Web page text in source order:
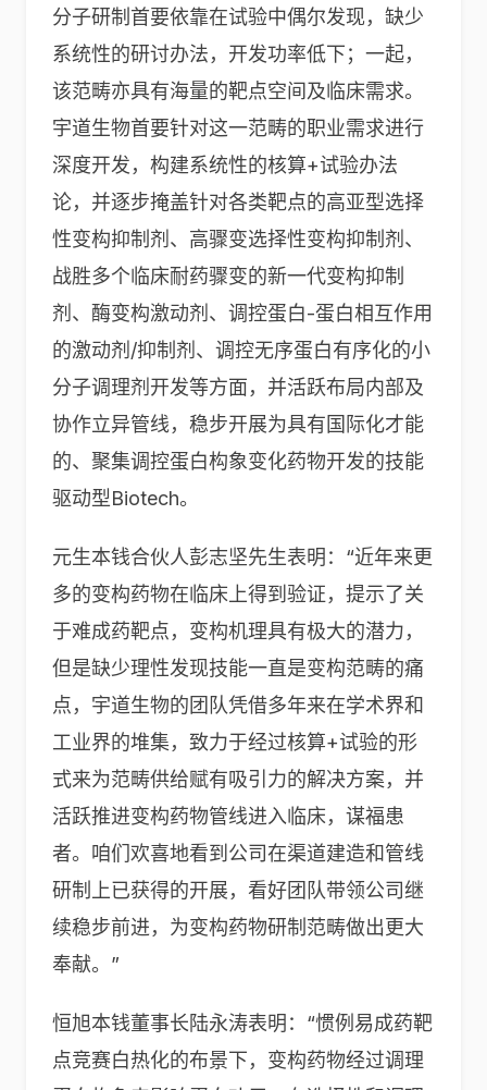
分子研制首要依靠在试验中偶尔发现，缺少
系统性的研讨办法，开发功率低下；一起，
该范畴亦具有海量的靶点空间及临床需求。
宇道生物首要针对这一范畴的职业需求进行
深度开发，构建系统性的核算+试验办法
论，并逐步掩盖针对各类靶点的高亚型选择
性变构抑制剂、高骤变选择性变构抑制剂、
战胜多个临床耐药骤变的新一代变构抑制
剂、酶变构激动剂、调控蛋白-蛋白相互作用
的激动剂/抑制剂、调控无序蛋白有序化的小
分子调理剂开发等方面，并活跃布局内部及
协作立异管线，稳步开展为具有国际化才能
的、聚集调控蛋白构象变化药物开发的技能
驱动型Biotech。
元生本钱合伙人彭志坚先生表明：“近年来更
多的变构药物在临床上得到验证，提示了关
于难成药靶点，变构机理具有极大的潜力，
但是缺少理性发现技能一直是变构范畴的痛
点，宇道生物的团队凭借多年来在学术界和
工业界的堆集，致力于经过核算+试验的形
式来为范畴供给赋有吸引力的解决方案，并
活跃推进变构药物管线进入临床，谋福患
者。咱们欢喜地看到公司在渠道建造和管线
研制上已获得的开展，看好团队带领公司继
续稳步前进，为变构药物研制范畴做出更大
奉献。”
恒旭本钱董事长陆永涛表明：“惯例易成药靶
点竞赛白热化的布景下，变构药物经过调理